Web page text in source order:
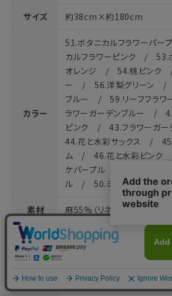
サイズ 約38cm×約180cm
カラー
51.ボタニカルフラワーパ
カルフラワーピンク / 53.
オレンジ / 54.桃ピンク
ー / 56.洋梨グリーン /
ブルー / 59.リーフフラ
ラワーガーデンブルー /
ピンク / 43.フラワーガ
44.花と水彩サックス / 45.
ム / 46.花と水彩ピンク
ケパープル / 49.ミモザの
ル / 50.ミモザのブーケブ
素材 麻55%（リネン）、綿45%
生産国
日本
パッケー
て
パッケージは予告無く変更
います。予めご了承ください。